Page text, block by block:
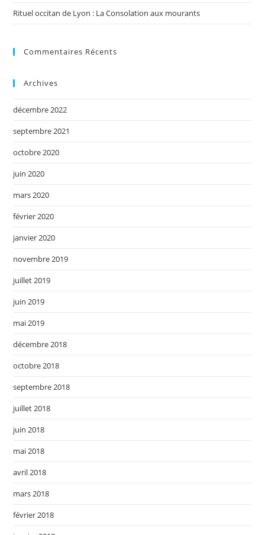
Rituel occitan de Lyon : La Consolation aux mourants
Commentaires Récents
Archives
décembre 2022
septembre 2021
octobre 2020
juin 2020
mars 2020
février 2020
janvier 2020
novembre 2019
juillet 2019
juin 2019
mai 2019
décembre 2018
octobre 2018
septembre 2018
juillet 2018
juin 2018
mai 2018
avril 2018
mars 2018
février 2018